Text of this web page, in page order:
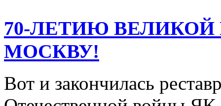
70-ЛЕТИЮ ВЕЛИКОЙ
МОСКВУ!
Вот и закончилась